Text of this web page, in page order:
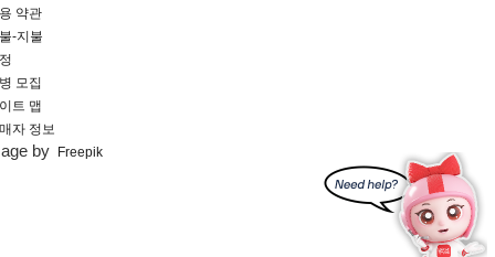
약관
-지불
모집
트 맵
자 정보
by Freepik